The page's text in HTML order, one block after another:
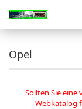
Opel
Sollten Sie
Webkatalog